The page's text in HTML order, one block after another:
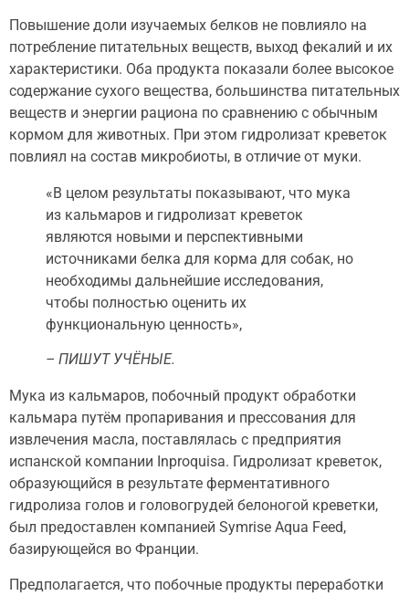
Повышение доли изучаемых белков не повлияло на
потребление питательных веществ, выход фекалий и их
характеристики. Оба продукта показали более высокое
содержание сухого вещества, большинства питательных
веществ и энергии рациона по сравнению с обычным
кормом для животных. При этом гидролизат креветок
повлиял на состав микробиоты, в отличие от муки.
«В целом результаты показывают, что мука
из кальмаров и гидролизат креветок
являются новыми и перспективными
источниками белка для корма для собак, но
необходимы дальнейшие исследования,
чтобы полностью оценить их
функциональную ценность»,
– ПИШУТ УЧЁНЫЕ.
Мука из кальмаров, побочный продукт обработки
кальмара путём пропаривания и прессования для
извлечения масла, поставлялась с предприятия
испанской компании Inproquisa. Гидролизат креветок,
образующийся в результате ферментативного
гидролиза голов и головогрудей белоногой креветки,
был предоставлен компанией Symrise Aqua Feed,
базирующейся во Франции.
Предполагается, что побочные продукты переработки